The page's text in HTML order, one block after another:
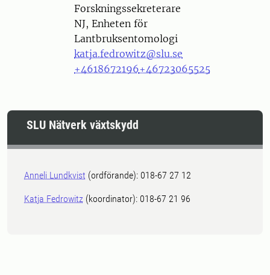
Forskningssekreterare
NJ, Enheten för
Lantbruksentomologi
katja.fedrowitz@slu.se
+4618672196+46723065525
SLU Nätverk växtskydd
Anneli Lundkvist (ordförande): 018-67 27 12
Katja Fedrowitz (koordinator): 018-67 21 96